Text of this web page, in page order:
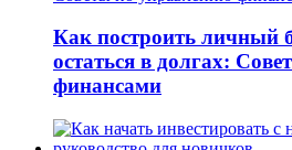
Как построить личный
остаться в долгах:
финансами